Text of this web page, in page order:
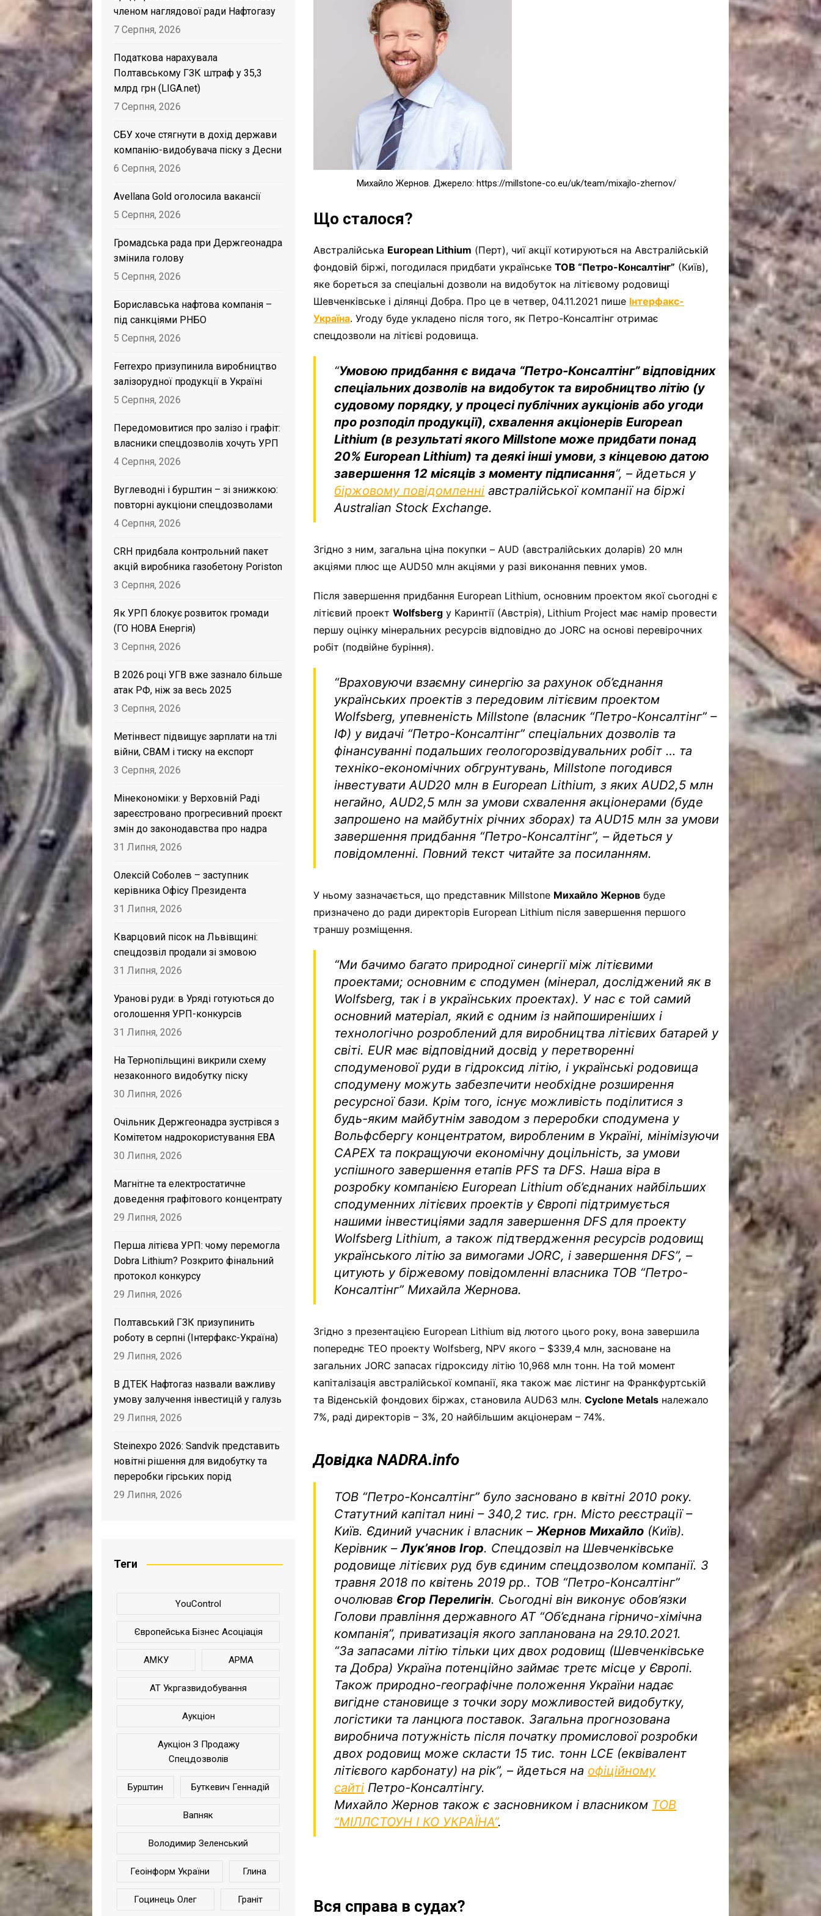
Михайло Жернов. Джерело: https://millstone-co.eu/uk/team/mixajlo-zhernov/
Що сталося?
Австралійська European Lithium (Перт), чиї акції котируються на Австралійській
фондовій біржі, погодилася придбати українськеТОВ “Петро-Консалтінг” (Київ),
яке бореться за спеціальні дозволи на видобуток на літієвому родовищі
Шевченківське і ділянці Добра. Про це в четвер, 04.11.2021 пише Інтерфакс-
Україна. Угоду буде укладено після того, як Петро-Консалтінг отримає
спецдозволи на літієві родовища.
“Умовою придбання є видача “Петро-Консалтінг” відповідних
спеціальних дозволів на видобуток та виробництво літію (у
судовому порядку, у процесі публічних аукціонів або угоди
про розподіл продукції), схвалення акціонерів European
Lithium (в результаті якого Millstone може придбати понад
20% European Lithium) та деякі інші умови, з кінцевою датою
завершення 12 місяців з моменту підписання“, – йдеться у
біржовому повідомленні австралійської компанії на біржі
Australian Stock Exchange.
Згідно з ним, загальна ціна покупки – AUD (австралійських доларів) 20 млн
акціями плюс ще AUD50 млн акціями у разі виконання певних умов.
Після завершення придбання European Lithium, основним проектом якої сьогодні є
літієвий проектWolfsberg у Каринтії (Австрія), Lithium Project має намір провести
першу оцінку мінеральних ресурсів відповідно до JORC на основі перевірочних
робіт (подвійне буріння).
“Враховуючи взаємну синергію за рахунок об’єднання
українських проектів з передовим літієвим проектом
Wolfsberg, упевненість Millstone (власник “Петро-Консалтінг” –
ІФ) у видачі “Петро-Консалтінг” спеціальних дозволів та
фінансуванні подальших геологорозвідувальних робіт … та
техніко-економічних обгрунтувань, Millstone погодився
інвестувати AUD20 млн в European Lithium, з яких AUD2,5 млн
негайно, AUD2,5 млн за умови схвалення акціонерами (буде
запрошено на майбутніх річних зборах) та AUD15 млн за умови
завершення придбання “Петро-Консалтінг”, – йдеться у
повідомленні. Повний текст читайте за посиланням.
У ньому зазначається, що представник Millstone Михайло Жернов буде
призначено до ради директорів European Lithium після завершення першого
траншу розміщення.
“Ми бачимо багато природної синергії між літієвими
проектами; основним є сподумен (мінерал, досліджений як в
Wolfsberg, так і в українських проектах). У нас є той самий
основний матеріал, який є одним із найпоширеніших і
технологічно розроблений для виробництва літієвих батарей у
світі. EUR має відповідний досвід у перетворенні
сподуменової руди в гідроксид літію, і українські родовища
сподумену можуть забезпечити необхідне розширення
ресурсної бази. Крім того, існує можливість поділитися з
будь-яким майбутнім заводом з переробки сподумена у
Вольфсбергу концентратом, виробленим в Україні, мінімізуючи
CAPEX та покращуючи економічну доцільність, за умови
успішного завершення етапів PFS та DFS. Наша віра в
розробку компанією European Lithium об’єднаних найбільших
сподуменних літієвих проектів у Європі підтримується
нашими інвестиціями задля завершення DFS для проекту
Wolfsberg Lithium, а також підтвердження ресурсів родовищ
українського літію за вимогами JORC, і завершення DFS”, –
цитують у біржевому повідомленні власника ТОВ “Петро-
Консалтінг” Михайла Жернова.
Згідно з презентацією European Lithium від лютого цього року, вона завершила
попереднє ТЕО проекту Wolfsberg, NPV якого – $339,4 млн, засноване на
загальних JORC запасах гідроксиду літію 10,968 млн тонн. На той момент
капіталізація австралійської компанії, яка також має лістинг на Франкфуртській
та Віденській фондових біржах, становила AUD63 млн.Cyclone Metals належало
7%, раді директорів – 3%, 20 найбільшим акціонерам – 74%.
Довідка NADRA.info
ТОВ “Петро-Консалтінг” було засновано в квітні 2010 року.
Статутний капітал нині – 340,2 тис. грн. Місто реєстрації –
Київ. Єдиний учасник і власник –Жернов Михайло (Київ).
Керівник –Лук’янов Ігор. Спецдозвіл на Шевченківське
родовище літієвих руд був єдиним спецдозволом компанії. З
травня 2018 по квітень 2019 рр.. ТОВ “Петро-Консалтінг”
очолював Єгор Перелигін. Сьогодні він виконує обов’язки
Голови правління державного АТ “Об’єднана гірничо-хімічна
компанія”, приватизація якого запланована на 29.10.2021.
“За запасами літію тільки цих двох родовищ (Шевченківське
та Добра) Україна потенційно займає третє місце у Європі.
Також природно-географічне положення України надає
вигідне становище з точки зору можливостей видобутку,
логістики та ланцюга поставок. Загальна прогнозована
виробнича потужність після початку промислової розробки
двох родовищ може скласти 15 тис. тонн LCE (еквівалент
літієвого карбонату) на рік”, – йдеться на офіційному
сайті Петро-Консалтінгу.
Михайло Жернов також є засновником і власником ТОВ
“МІЛЛСТОУН І КО УКРАЇНА”.
Вся справа в судах?
членом наглядової ради Нафтогазу
7 Серпня, 2026
Податкова нарахувала
Полтавському ГЗК штраф у 35,3
млрд грн (LIGA.net)
7 Серпня, 2026
СБУ хоче стягнути в дохід держави
компанію-видобувача піску з Десни
6 Серпня, 2026
Avellana Gold оголосила вакансії
5 Серпня, 2026
Громадська рада при Держгеонадра
змінила голову
5 Серпня, 2026
Бориславська нафтова компанія –
під санкціями РНБО
5 Серпня, 2026
Ferrexpo призупинила виробництво
залізорудної продукції в Україні
5 Серпня, 2026
Передомовитися про залізо і графіт:
власники спецдозволів хочуть УРП
4 Серпня, 2026
Вуглеводні і бурштин – зі знижкою:
повторні аукціони спецдозволами
4 Серпня, 2026
CRH придбала контрольний пакет
акцій виробника газобетону Poriston
3 Серпня, 2026
Як УРП блокує розвиток громади
(ГО НОВА Енергія)
3 Серпня, 2026
В 2026 році УГВ вже зазнало більше
атак РФ, ніж за весь 2025
3 Серпня, 2026
Метінвест підвищує зарплати на тлі
війни, CBAM і тиску на експорт
3 Серпня, 2026
Мінекономіки: у Верховній Раді
зареєстровано прогресивний проєкт
змін до законодавства про надра
31 Липня, 2026
Олексій Соболев – заступник
керівника Офісу Президента
31 Липня, 2026
Кварцовий пісок на Львівщині:
спецдозвіл продали зі змовою
31 Липня, 2026
Уранові руди: в Уряді готуються до
оголошення УРП-конкурсів
31 Липня, 2026
На Тернопільщині викрили схему
незаконного видобутку піску
30 Липня, 2026
Очільник Держгеонадра зустрівся з
Комітетом надрокористування EBA
30 Липня, 2026
Магнітне та електростатичне
доведення графітового концентрату
29 Липня, 2026
Перша літієва УРП: чому перемогла
Dobra Lithium? Розкрито фінальний
протокол конкурсу
29 Липня, 2026
Полтавський ГЗК призупинить
роботу в серпні (Інтерфакс-Україна)
29 Липня, 2026
В ДТЕК Нафтогаз назвали важливу
умову залучення інвестицій у галузь
29 Липня, 2026
Steinexpo 2026: Sandvik представить
новітні рішення для видобутку та
переробки гірських порід
29 Липня, 2026
Теги
YouControl
Європейська Бізнес Асоціація
АМКУ АРМА
АТ Укргазвидобування
Аукціон
Аукціон З Продажу
Спецдозволів
Бурштин Буткевич Геннадій
Вапняк
Володимир Зеленський
Геоінформ України Глина
Гоцинець Олег Граніт